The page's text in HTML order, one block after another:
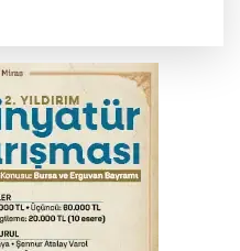
çalışanlara müjde
sağlık kontrolleri
hava nasıl olacak?